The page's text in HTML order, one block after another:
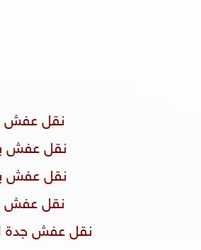
نقل عفش
نقل عفش
نقل عفش
نقل عفش
نقل عفش جدة